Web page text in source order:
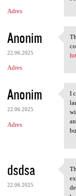
Adres
Anonim
22.06.2025
Adres
Anonim
22.06.2025
Adres
I
I
dsdsa
22.06.2025